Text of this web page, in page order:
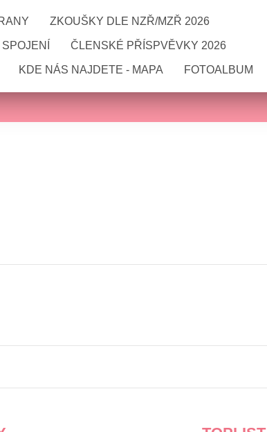
ZKOUŠKY DLE NZŘ/MZŘ 2026
ČLENSKÉ PŘÍSPVĚVKY 2026
KDE NÁS NAJDETE - MAPA FOTOALBUM